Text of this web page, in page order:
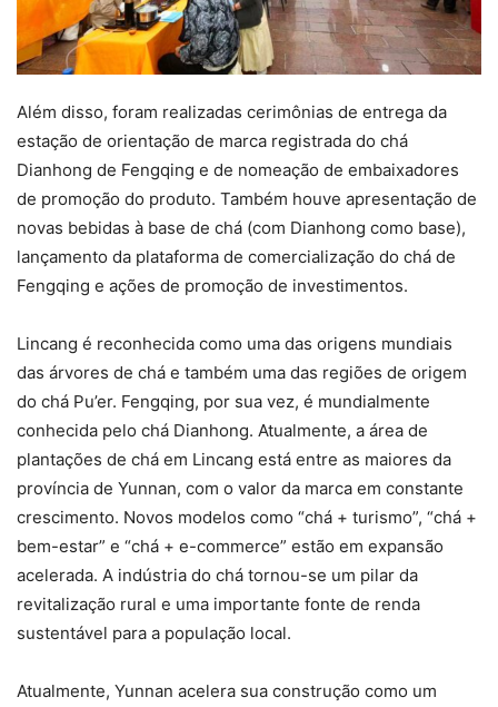
Além disso, foram realizadas cerimônias de entrega da
estação de orientação de marca registrada do chá
Dianhong de Fengqing e de nomeação de embaixadores
de promoção do produto. Também houve apresentação de
novas bebidas à base de chá (com Dianhong como base),
lançamento da plataforma de comercialização do chá de
Fengqing e ações de promoção de investimentos.
Lincang é reconhecida como uma das origens mundiais
das árvores de chá e também uma das regiões de origem
do chá Pu’er. Fengqing, por sua vez, é mundialmente
conhecida pelo chá Dianhong. Atualmente, a área de
plantações de chá em Lincang está entre as maiores da
província de Yunnan, com o valor da marca em constante
crescimento. Novos modelos como “chá + turismo”, “chá +
bem-estar” e “chá + e-commerce” estão em expansão
acelerada. A indústria do chá tornou-se um pilar da
revitalização rural e uma importante fonte de renda
sustentável para a população local.
Atualmente, Yunnan acelera sua construção como um